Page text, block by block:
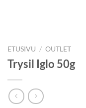
ETUSIVU / OUTLET
Trysil Iglo 50g